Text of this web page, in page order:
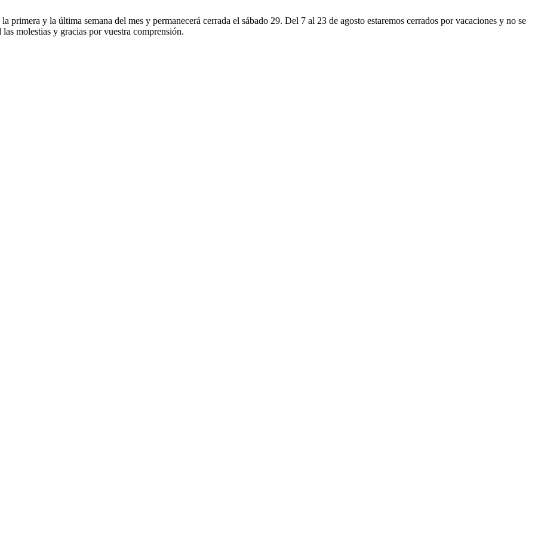
primera y la última semana del mes y permanecerá cerrada el sábado 29. Del 7 al 23 de agosto estaremos cerrados por vacaciones y no se
molestias y gracias por vuestra comprensión.